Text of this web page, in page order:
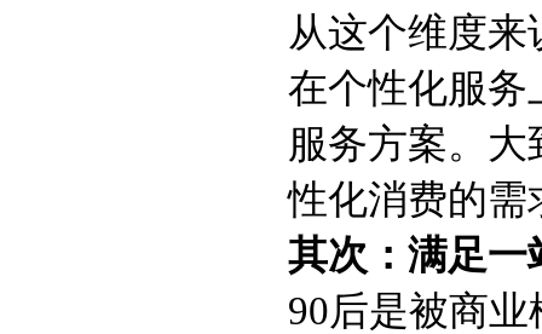
从这个维度
在个性化服务
服务方案。
性化消费的需
其次：满足一
90后是被商